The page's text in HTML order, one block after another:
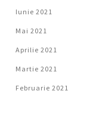
Iunie 2021
Mai 2021
Aprilie 2021
Martie 2021
Februarie 2021